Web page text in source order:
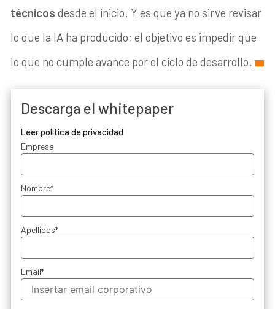
técnicos desde el inicio. Y es que ya no sirve revisar
lo que la IA ha producido; el objetivo es impedir que
lo que no cumple avance por el ciclo de desarrollo.
Descarga el whitepaper
Leer política de privacidad
Empresa
Nombre*
Apellidos*
Email*